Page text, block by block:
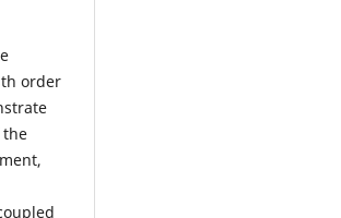
th order
the